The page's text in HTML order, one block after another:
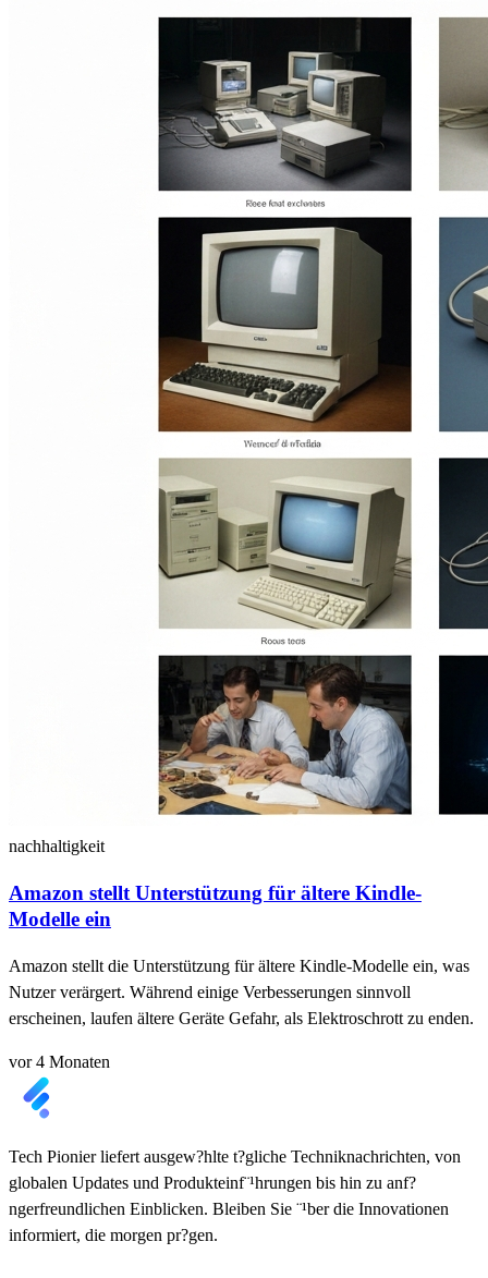
nachhaltigkeit
Amazon stellt Unterstützung für ältere Kindle-
Modelle ein
Amazon stellt die Unterstützung für ältere Kindle-Modelle ein, was
Nutzer verärgert. Während einige Verbesserungen sinnvoll
erscheinen, laufen ältere Geräte Gefahr, als Elektroschrott zu enden.
vor 4 Monaten
Tech Pionier liefert ausgew?hlte t?gliche Techniknachrichten, von
globalen Updates und Produkteinf¨¹hrungen bis hin zu anf?
ngerfreundlichen Einblicken. Bleiben Sie ¨¹ber die Innovationen
informiert, die morgen pr?gen.